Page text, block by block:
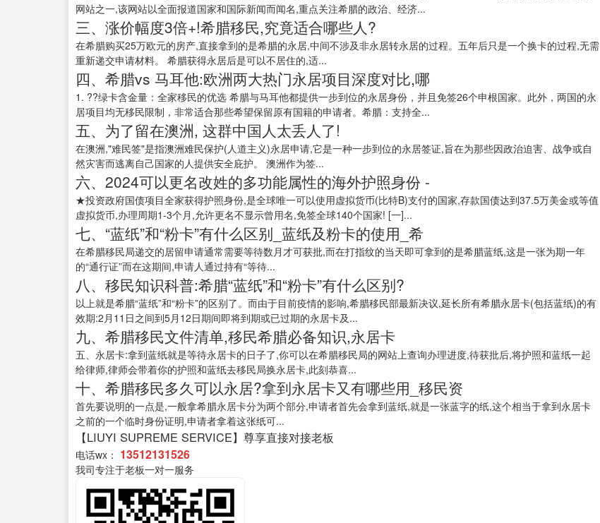
网站之一,该网站以全面报道国家和国际新闻而闻名,重点关注希腊的政治、经济...
三、涨价幅度3倍+!希腊移民,究竟适合哪些人?
在希腊购买25万欧元的房产,直接拿到的是希腊的永居,中间不涉及非永居转永居的过程。五年后只是一个换卡的过程,无需
重新递交申请材料。 希腊获得永居后是可以不居住的,适...
四、希腊vs 马耳他:欧洲两大热门永居项目深度对比,哪
1. ??绿卡含金量：全家移民的优选 希腊与马耳他都提供一步到位的永居身份，并且免签26个申根国家。此外，两国的永
居项目均无移民限制，非常适合那些希望保留原有国籍的申请者。希腊：支持全...
五、为了留在澳洲, 这群中国人太丢人了!
在澳洲,"难民签"是指澳洲难民保护(人道主义)永居申请,它是一种一步到位的永居签证,旨在为那些因政治迫害、战争或自
然灾害而逃离自己国家的人提供安全庇护。 澳洲作为签...
六、2024可以更名改姓的多功能属性的海外护照身份 -
★投资政府国债项目全家获得护照身份,是全球唯一可以使用虚拟货币(比特B)支付的国家,存款国债达到37.5万美金或等值
虚拟货币,办理周期1-3个月,允许更名不显示曾用名,免签全球140个国家! [一]...
七、“蓝纸”和“粉卡”有什么区别_蓝纸及粉卡的使用_希
在希腊移民局递交的居留申请通常需要等待数月才可获批,而在打指纹的当天即可拿到的是希腊蓝纸,这是一张为期一年
的“通行证”而在这期间,申请人通过持有“等待...
八、移民知识科普:希腊“蓝纸”和“粉卡”有什么区别?
以上就是希腊“蓝纸”和“粉卡”的区别了。而由于目前疫情的影响,希腊移民部最新决议,延长所有希腊永居卡(包括蓝纸)的有
效期:2月11日之间到5月12日期间即将到期或已过期的永居卡及...
九、希腊移民文件清单,移民希腊必备知识,永居卡
五、永居卡:拿到蓝纸就是等待永居卡的日子了,你可以在希腊移民局的网站上查询办理进度,待获批后,将护照和蓝纸一起
给律师,律师会带着你的护照和蓝纸去移民局换永居卡,此刻恭喜...
十、希腊移民多久可以永居?拿到永居卡又有哪些用_移民资
首先要说明的一点是,一般拿希腊永居卡分为两个部分,申请者首先会拿到蓝纸,就是一张蓝字的纸,这个相当于拿到永居卡
之前的一个临时身份证明,申请者拿着这张纸可...
【LIUYI SUPREME SERVICE】尊享直接对接老板
电话wx： 13512131526
我司专注于老板一对一服务